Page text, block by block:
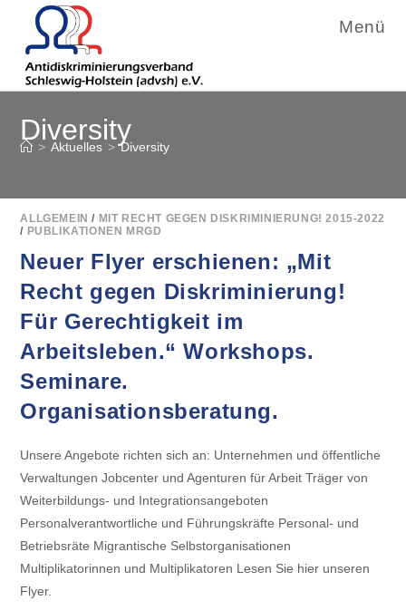
Inhalt
springen
Menü
Diversity
> Aktuelles > Diversity
ALLGEMEIN / MIT RECHT GEGEN DISKRIMINIERUNG! 2015-2022
/ PUBLIKATIONEN MRGD
Neuer Flyer erschienen: „Mit
Recht gegen Diskriminierung!
Für Gerechtigkeit im
Arbeitsleben.“ Workshops.
Seminare.
Organisationsberatung.
Unsere Angebote richten sich an: Unternehmen und öffentliche
Verwaltungen Jobcenter und Agenturen für Arbeit Träger von
Weiterbildungs- und Integrationsangeboten
Personalverantwortliche und Führungskräfte Personal- und
Betriebsräte Migrantische Selbstorganisationen
Multiplikatorinnen und Multiplikatoren Lesen Sie hier unseren
Flyer.